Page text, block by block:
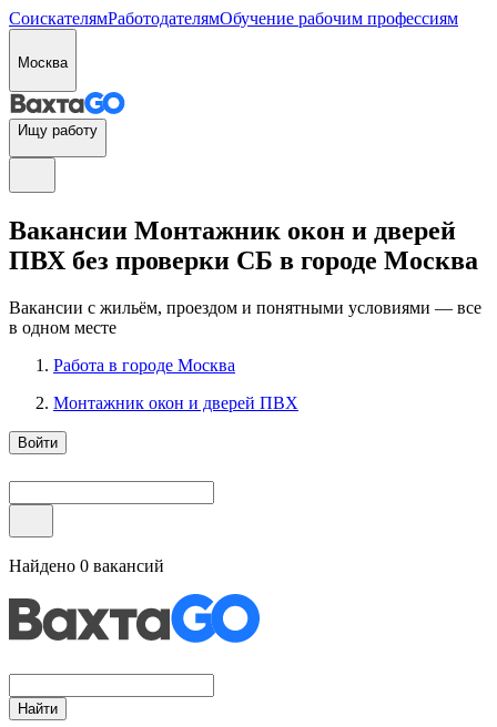
СоискателямРаботодателямОбучение рабочим профессиям
Москва
Ищу работу
Вакансии Монтажник окон и дверей
ПВХ без проверки СБ в городе Москва
Вакансии с жильём, проездом и понятными условиями — все
в одном месте
Работа в городе Москва
Монтажник окон и дверей ПВХ
Войти
Найдено 0 вакансий
Найти